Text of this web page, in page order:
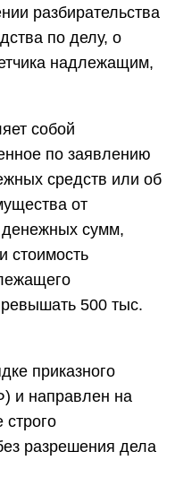
разбирательства
по делу, о
надлежащим,
собой
по заявлению
средств или об
от
сумм,
стоимость
500 тыс.
приказного
и направлен на
строго
разрешения дела